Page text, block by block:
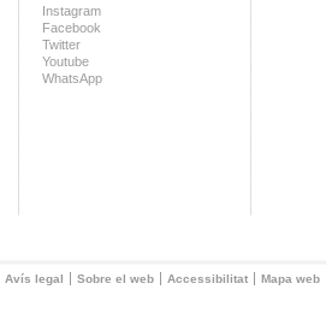
Instagram
Facebook
Twitter
Youtube
WhatsApp
Avís legal Sobre el web Accessibilitat Mapa web